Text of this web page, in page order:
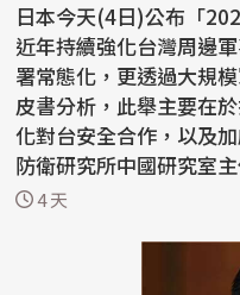
日本今天(4日)公布「
近年持續強化台灣周邊
署常態化，更透過大規
皮書分析，此舉主要在
化對台安全合作，以及加劇台
防衛研究所中國研究室
出，中...
4 天